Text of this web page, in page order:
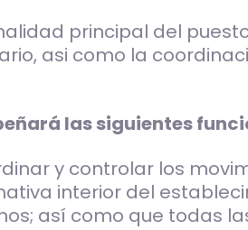
principal del
asi como la
las siguientes
y controlar los
interior del
así como que todas